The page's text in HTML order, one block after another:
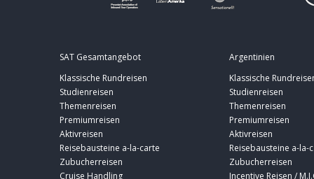
SAT Gesamtangebot
Klassische Rundreisen
Studienreisen
Themenreisen
Premiumreisen
Aktivreisen
Reisebausteine a-la-carte
Zubucherreisen
Cruise Handling
Argentinien
Klassische
Studienreisen
Themenreisen
Premiumreisen
Aktivreisen
Reisebausteine a-la-
Zubucherreisen
Incentive Reisen /